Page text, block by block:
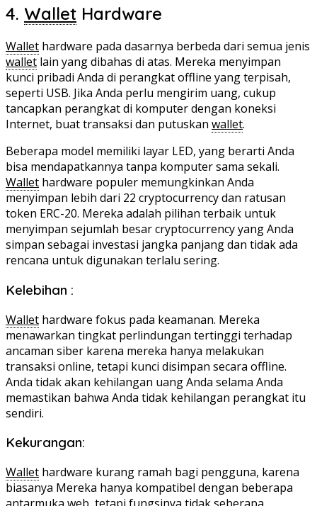
4. Wallet Hardware
Wallet hardware pada dasarnya berbeda dari semua jenis
wallet lain yang dibahas di atas. Mereka menyimpan
kunci pribadi Anda di perangkat offline yang terpisah,
seperti USB. Jika Anda perlu mengirim uang, cukup
tancapkan perangkat di komputer dengan koneksi
Internet, buat transaksi dan putuskan wallet.
Beberapa model memiliki layar LED, yang berarti Anda
bisa mendapatkannya tanpa komputer sama sekali.
Wallet hardware populer memungkinkan Anda
menyimpan lebih dari 22 cryptocurrency dan ratusan
token ERC-20. Mereka adalah pilihan terbaik untuk
menyimpan sejumlah besar cryptocurrency yang Anda
simpan sebagai investasi jangka panjang dan tidak ada
rencana untuk digunakan terlalu sering.
Kelebihan :
Wallet hardware fokus pada keamanan. Mereka
menawarkan tingkat perlindungan tertinggi terhadap
ancaman siber karena mereka hanya melakukan
transaksi online, tetapi kunci disimpan secara offline.
Anda tidak akan kehilangan uang Anda selama Anda
memastikan bahwa Anda tidak kehilangan perangkat itu
sendiri.
Kekurangan:
Wallet hardware kurang ramah bagi pengguna, karena
biasanya Mereka hanya kompatibel dengan beberapa